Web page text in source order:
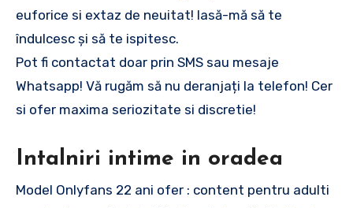
euforice si extaz de neuitat! lasă-mă să te
îndulcesc și să te ispitesc.
Pot fi contactat doar prin SMS sau mesaje
Whatsapp! Vă rugăm să nu deranjați la telefon! Cer
si ofer maxima seriozitate si discretie!
Intalniri intime in oradea
Model Onlyfans 22 ani ofer : content pentru adulti